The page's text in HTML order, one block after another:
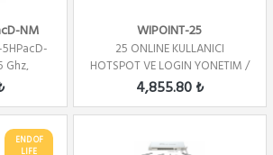
NM
Ghz,
WIPOINT-25
25 ONLINE KULLANICI
HOTSPOT VE LOGIN YONETIM /
YILLIK
4,855.80 ₺
END OF
LIFE